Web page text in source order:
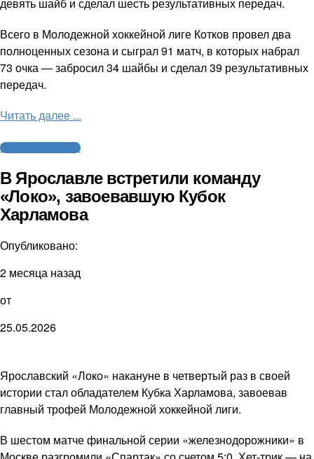
Всего в Молодежной хоккейной лиге Котков провел два
полноценных сезона и сыграл 91 матч, в которых набрал
73 очка — забросил 34 шайбы и сделал 39 результативных
передач.
Читать далее ...
Молодежный хоккей
В Ярославле встретили команду
«Локо», завоевавшую Кубок
Харламова
Опубликовано:
2 месяца назад
от
25.05.2026
Ярославский «Локо» накануне в четвертый раз в своей
истории стал обладателем Кубка Харламова, завоевав
главный трофей Молодежной хоккейной лиги.
В шестом матче финальной серии «железнодорожники» в